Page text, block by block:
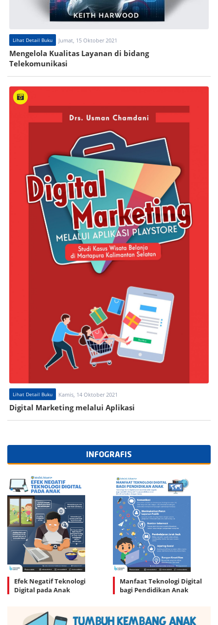
Lihat Detail Buku Jumat, 15 Oktober 2021
Mengelola Kualitas Layanan di bidang
Telekomunikasi
Lihat Detail Buku Kamis, 14 Oktober 2021
Digital Marketing melalui Aplikasi
INFOGRAFIS
Efek Negatif Teknologi
Digital pada Anak
Manfaat Teknologi Digital
bagi Pendidikan Anak